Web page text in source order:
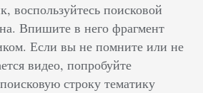
воспользуйтесь поисковой
Впишите в него фрагмент
Если вы не помните или не
видео, попробуйте
строку тематику